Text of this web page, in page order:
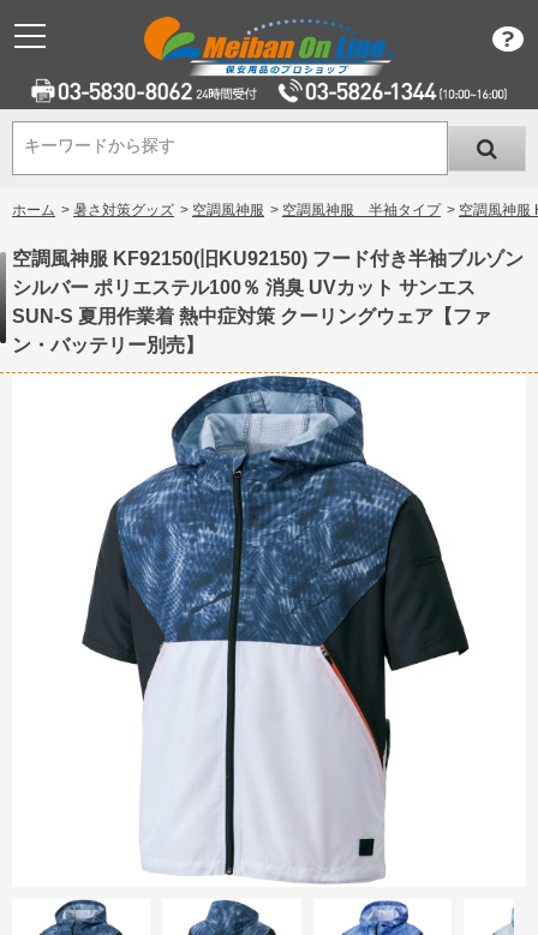
キーワードから探す
キーワードから探す
ホーム > 暑さ対策グッズ > 空調風神服 > 空調風神服 半袖タイプ > 空調風神服
空調風神服 KF92150(旧KU92150) フード付き半袖ブルゾン
シルバー ポリエステル100％ 消臭 UVカット サンエス
SUN-S 夏用作業着 熱中症対策 クーリングウェア【ファ
ン・バッテリー別売】